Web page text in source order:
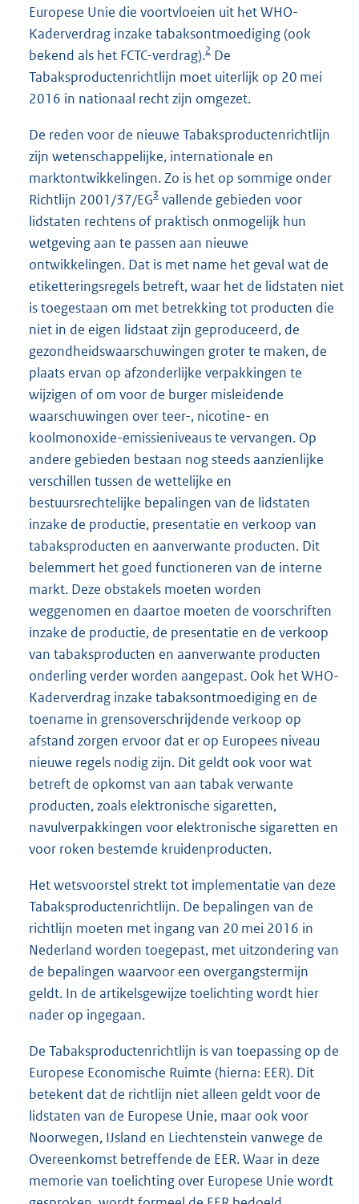
Europese Unie die voortvloeien uit het WHO-
Kaderverdrag inzake tabaksontmoediging (ook
bekend als het FCTC-verdrag).2 De
Tabaksproductenrichtlijn moet uiterlijk op 20 mei
2016 in nationaal recht zijn omgezet.
De reden voor de nieuwe Tabaksproductenrichtlijn
zijn wetenschappelijke, internationale en
marktontwikkelingen. Zo is het op sommige onder
Richtlijn 2001/37/EG3 vallende gebieden voor
lidstaten rechtens of praktisch onmogelijk hun
wetgeving aan te passen aan nieuwe
ontwikkelingen. Dat is met name het geval wat de
etiketteringsregels betreft, waar het de lidstaten niet
is toegestaan om met betrekking tot producten die
niet in de eigen lidstaat zijn geproduceerd, de
gezondheidswaarschuwingen groter te maken, de
plaats ervan op afzonderlijke verpakkingen te
wijzigen of om voor de burger misleidende
waarschuwingen over teer-, nicotine- en
koolmonoxide-emissieniveaus te vervangen. Op
andere gebieden bestaan nog steeds aanzienlijke
verschillen tussen de wettelijke en
bestuursrechtelijke bepalingen van de lidstaten
inzake de productie, presentatie en verkoop van
tabaksproducten en aanverwante producten. Dit
belemmert het goed functioneren van de interne
markt. Deze obstakels moeten worden
weggenomen en daartoe moeten de voorschriften
inzake de productie, de presentatie en de verkoop
van tabaksproducten en aanverwante producten
onderling verder worden aangepast. Ook het WHO-
Kaderverdrag inzake tabaksontmoediging en de
toename in grensoverschrijdende verkoop op
afstand zorgen ervoor dat er op Europees niveau
nieuwe regels nodig zijn. Dit geldt ook voor wat
betreft de opkomst van aan tabak verwante
producten, zoals elektronische sigaretten,
navulverpakkingen voor elektronische sigaretten en
voor roken bestemde kruidenproducten.
Het wetsvoorstel strekt tot implementatie van deze
Tabaksproductenrichtlijn. De bepalingen van de
richtlijn moeten met ingang van 20 mei 2016 in
Nederland worden toegepast, met uitzondering van
de bepalingen waarvoor een overgangstermijn
geldt. In de artikelsgewijze toelichting wordt hier
nader op ingegaan.
De Tabaksproductenrichtlijn is van toepassing op de
Europese Economische Ruimte (hierna: EER). Dit
betekent dat de richtlijn niet alleen geldt voor de
lidstaten van de Europese Unie, maar ook voor
Noorwegen, IJsland en Liechtenstein vanwege de
Overeenkomst betreffende de EER. Waar in deze
memorie van toelichting over Europese Unie wordt